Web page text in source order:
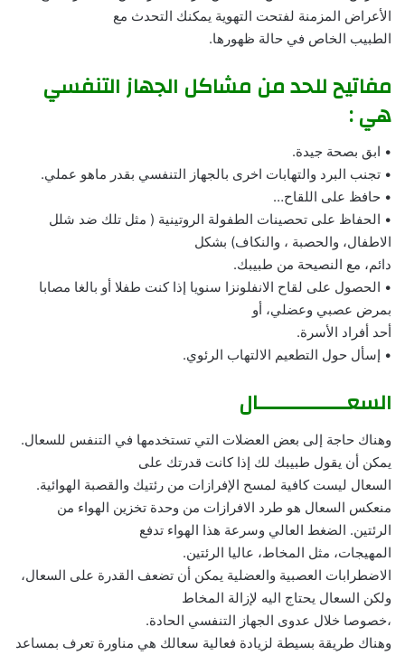
الأعراض المزمنة لفتحت التهوية يمكنك التحدث مع
الطبيب الخاص في حالة ظهورها.
مفاتيح للحد من مشاكل الجهاز التنفسي
هي :
• ابق بصحة جيدة.
• تجنب البرد والتهابات اخرى بالجهاز التنفسي بقدر ماهو عملي.
• حافظ على اللقاح…
• الحفاظ على تحصينات الطفولة الروتينية ( مثل تلك ضد شلل
الاطفال، والحصبة ، والنكاف) بشكل
دائم، مع النصيحة من طبيبك.
• الحصول على لقاح الانفلونزا سنويا إذا كنت طفلا أو بالغا مصابا
بمرض عصبي وعضلي، أو
أحد أفراد الأسرة.
• إسأل حول التطعيم الالتهاب الرئوي.
السعــــــــــــــال
وهناك حاجة إلى بعض العضلات التي تستخدمها في التنفس للسعال.
يمكن أن يقول طبيبك لك إذا كانت قدرتك على
السعال ليست كافية لمسح الإفرازات من رئتيك والقصبة الهوائية.
منعكس السعال هو طرد الافرازات من وحدة تخزين الهواء من
الرئتين. الضغط العالي وسرعة هذا الهواء تدفع
المهيجات، مثل المخاط، عاليا الرئتين.
الاضطرابات العصبية والعضلية يمكن أن تضعف القدرة على السعال،
ولكن السعال يحتاج اليه لإزالة المخاط
،خصوصا خلال عدوى الجهاز التنفسي الحادة.
وهناك طريقة بسيطة لزيادة فعالية سعالك هي مناورة تعرف بمساعد